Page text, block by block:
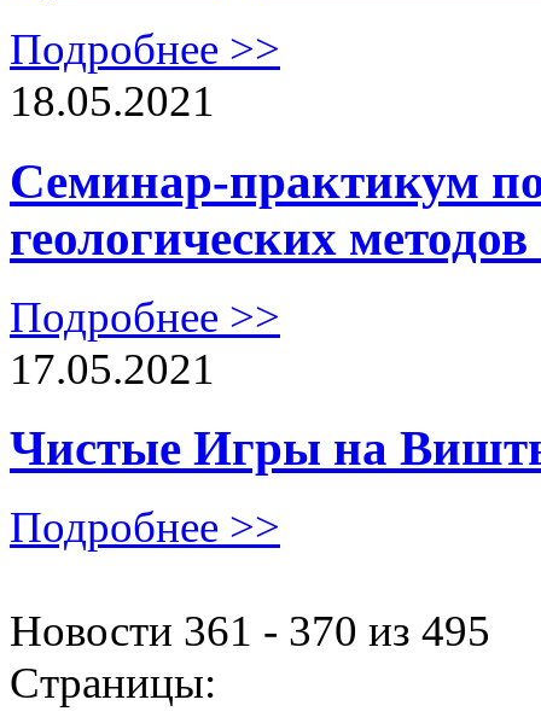
Подробнее >>
18.05.2021
Семинар-практикум
геологических
Подробнее >>
17.05.2021
Чистые Игры на
Подробнее >>
Новости 361 - 370 из 495
Страницы: